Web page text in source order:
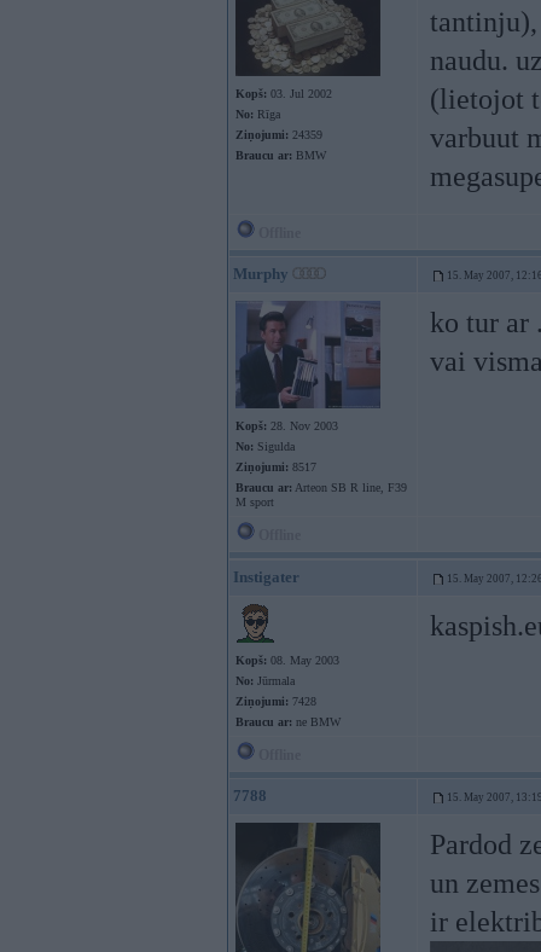
Kopš: 03. Jul 2002
No: Rīga
Ziņojumi: 24359
Braucu ar: BMW
naudu.
(lietojot
varbuut
Murphy 15. May 2007,
Kopš: 28. Nov 2003
No: Sigulda
Ziņojumi: 8517
Braucu ar: Arteon SB R line, F39
M sport
ko tur ar
vai
Instigater 15. May 2007,
Kopš: 08. May 2003
No: Jūrmala
Ziņojumi: 7428
Braucu ar: ne BMW
7788 15. May 2007,
Pardod
un
ir